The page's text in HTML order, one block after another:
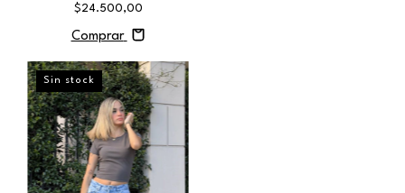
$24.500,00
Comprar
Sin stock